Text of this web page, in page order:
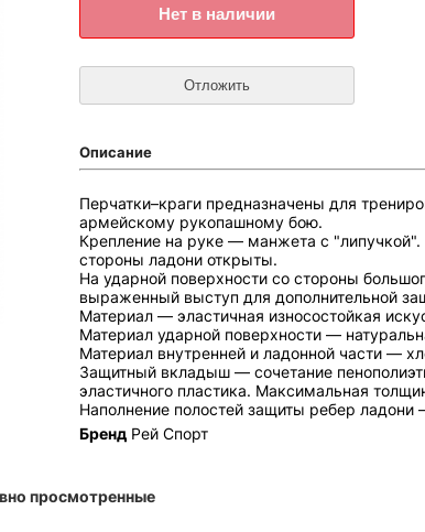
Описание
Перчатки–краги предназначены для
армейскому рукопашному бою.
Крепление на руке — манжета с
стороны ладони открыты.
На ударной поверхности со стороны
выраженный выступ для дополнительной
Материал — эластичная износостойкая
Материал ударной поверхности —
Материал внутренней и ладонной части —
Защитный вкладыш — сочетание
эластичного пластика. Максимальная
Наполнение полостей защиты ребер
Бренд Рей Спорт
просмотренные